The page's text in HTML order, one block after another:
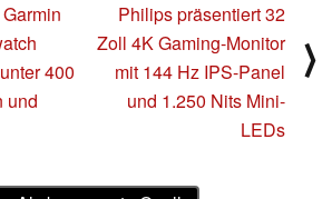
400
und
Philips präsentiert 32
Zoll 4K Gaming-Monitor
mit 144 Hz IPS-Panel
und 1.250 Nits Mini-
LEDs
⟩